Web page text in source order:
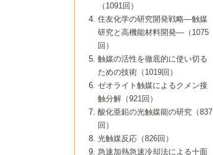
8号 若手研究者による触媒研究の未来展望
2：大学・研究所編
8号 イオン液体の応用
8号 多機能型リアクター
8号 超臨界流体を用いた化学プロセスの新
6号 第94回触媒討論会
7号 サブナノレベルでみた新しい表面現象
8号 オレフィン重合触媒の新たな展
5号 基礎化学品製造の触媒技術
6号 第92回触媒討論会
7号 基礎化学品製造の触媒技術
8号 資源の循環と触媒技術
4号 ナノ材料の調製と機能化
5号 こんな触媒が欲しい
6号 第90回触媒討論会
7号 触媒研究と学術雑誌/情報
8号 若い世代からみた触媒化学の現状と未
3号 生体触媒とバイオプロセス
4号 水素製造・利用の触媒化学
5号 触媒研究における新しい切り口：コン
ビナトリアルケミストリー
6号 第88回触媒討論会特集号
7号 企業における触媒研究のブレークスル
8号 この材料を触媒として使ってみません
2号 第85回触媒討論会
3号 反応ダイナミクス
5号 触媒のおもしろさをどのように伝える
6号 第86回触媒討論会
7号 水素化精製触媒の新しい展開
8号 新しい反応性と機能性を目指した金属
クラスタ-化学
1号 孔、穴、あな?-特異な空間とその利用-
2号 第83回触媒討論会
3号 均一系触媒反応最前線
4号 実用炭素材料の新展開
5号 研究の方法論を考える
7号 機能性金属材料と触媒
8号 触媒研究へのNMRの応用と展望
▼40巻（1998年）
進展と21世紀への提言/創立40周年記念・触
媒学会この10年の歩みとこれから/創立40周
2号 第81回触媒討論会
3号 計算機触媒化学へのさそい
4号 触媒劣化の制御と予測
5号 最新の実用プロセスと触媒
6号 第82回触媒討論会
1号 均一系と不均一系触媒反応-その特徴と
接点
2号 第79回触媒討論会
3号 最新NO除去触媒の実用化研究
4号 新しい反応場を目指した触媒調製
5号 反応・分離技術の新しい展開
6号 第80回触媒討論会
▼38巻（1996年）
1号 触媒の構造と触媒作用/C1化学を中心と
する21世紀への触媒
3号 オリンピックメダル:金・銀・銅はどん
な触媒作用を示すか
4号 触媒作用における機能の複合化
▼37巻（1995年）
1号 ファインケミカルズと固体触媒
2号 第75回触媒討論会
3号 希土類を利用した触媒
4号 触媒とリサイクル
5号 エネルギー変換触媒
▼36巻（1994年）
1号 電気化学と触媒
2号 第73回触媒討論会
3号 C4化学の展開
4号 《通常号》
▼35巻（1993年）
1号 工業触媒開発マニュアル―探索から工
業化まで
2号 第71回触媒討論会
▼34巻（1992年）
1号 インパクトを与えたこの研究
2号 第69回触媒討論会
▼33巻（1991年）
1号 触媒プロセス開発マニュアル―探索か
▼32巻（1990年）
（1091回）
住友化学の研究開発戦略―触媒
研究と高機能材料開発―（1075
回）
触媒の活性を徹底的に使い切る
ための技術（1019回）
ゼオライト触媒によるクメン接
触分解（921回）
酸化亜鉛の光触媒能の研究（837
回）
光触媒反応（826回）
急速加熱急速冷却法による十面